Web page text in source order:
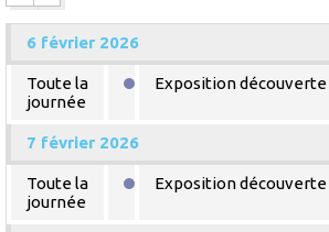
6 février 2026
Toute la
journée
Exposition découverte
7 février 2026
Toute la
journée
Exposition découverte